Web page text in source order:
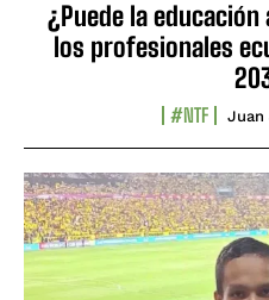
¿Puede la
los profesionales
#NTF Juan